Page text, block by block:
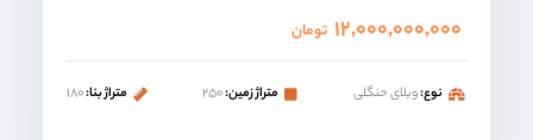
۱۲,۰۰۰,۰۰۰,۰۰۰ تومان
نوع:ویلای حنگلی متراژ زمین:۲۵۰ متراژ بنا:۱۸۰